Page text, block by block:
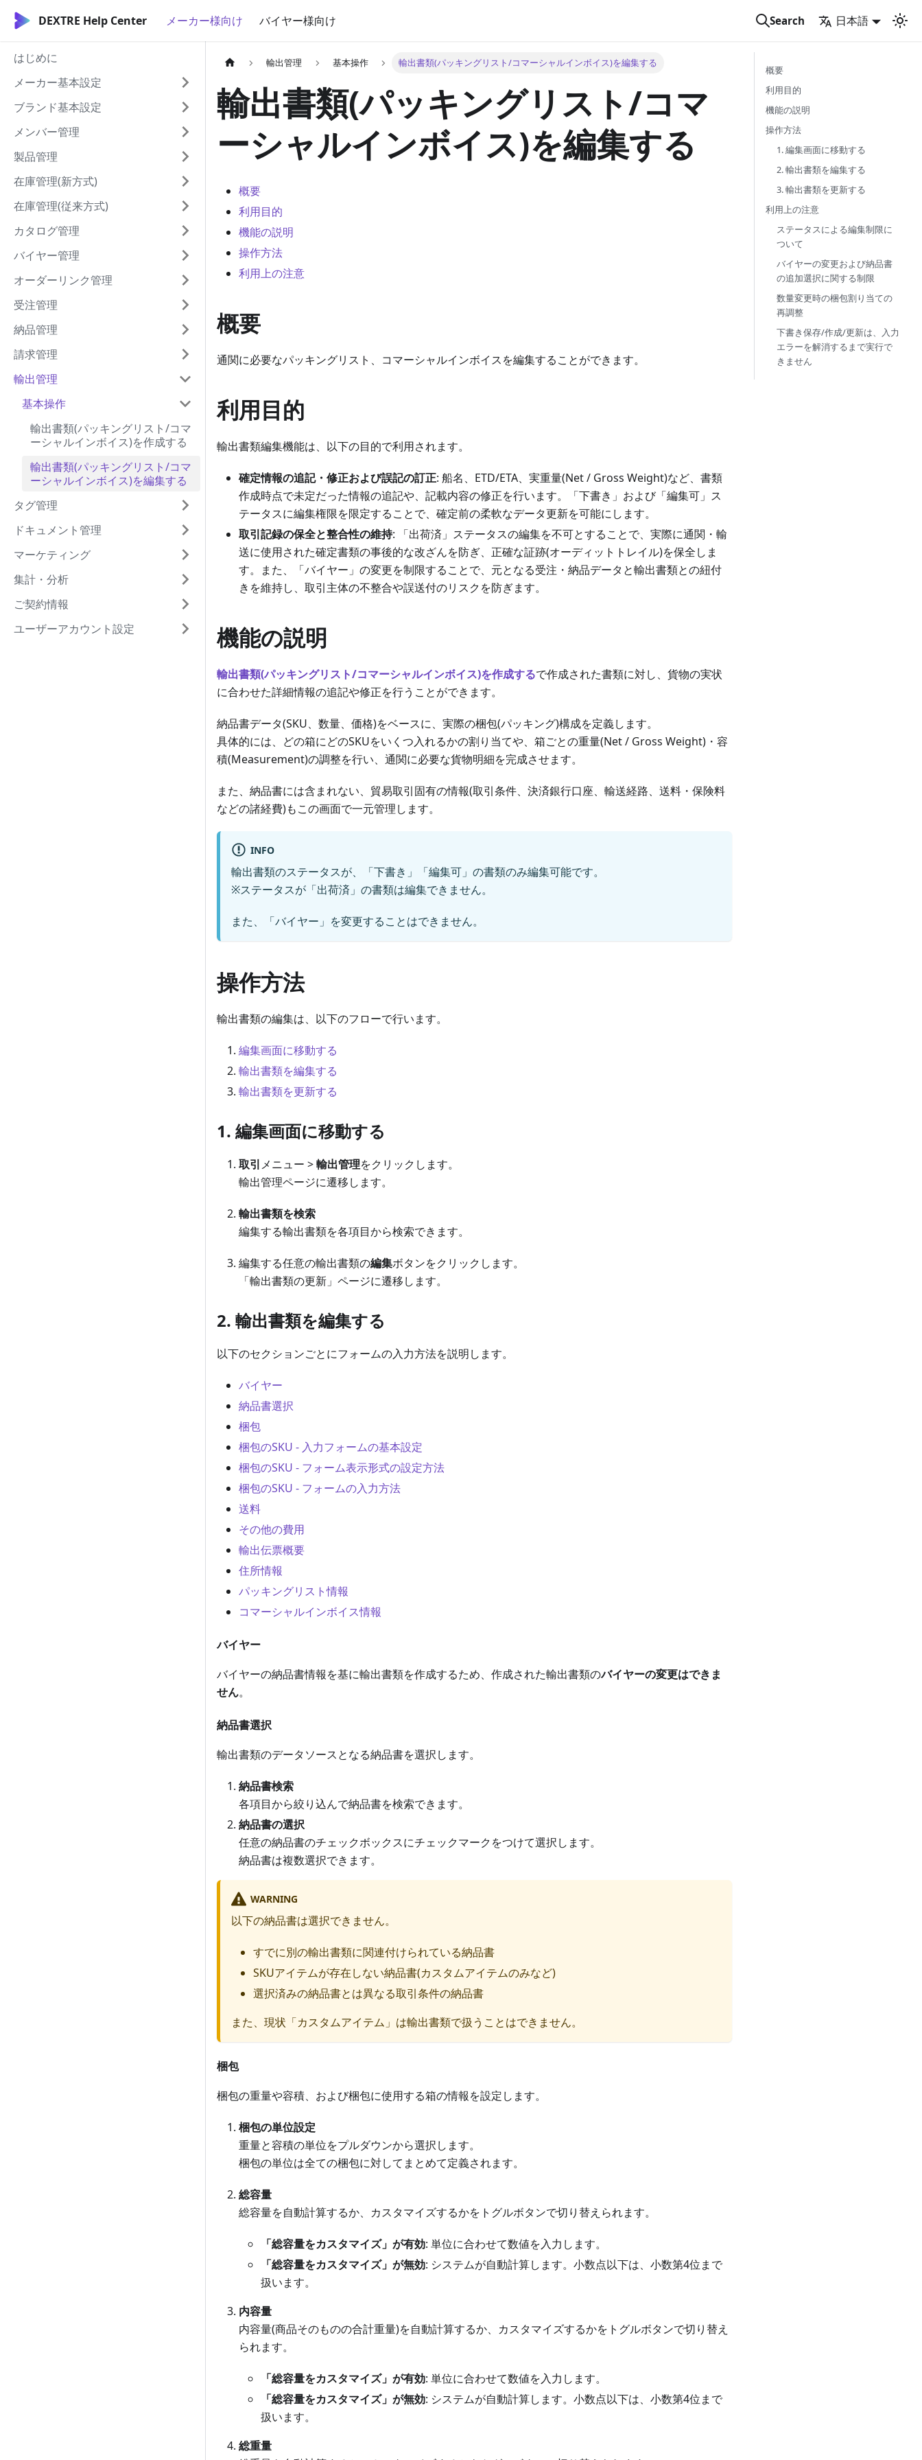
DEXTRE Help Center メーカー様向け バイヤー様向け Search 日本語
はじめに
メーカー基本設定
ブランド基本設定
メンバー管理
製品管理
在庫管理(新方式)
在庫管理(従来方式)
カタログ管理
バイヤー管理
オーダーリンク管理
受注管理
納品管理
請求管理
輸出管理
基本操作
輸出書類(パッキングリスト/コマ
ーシャルインボイス)を作成する
輸出書類(パッキングリスト/コマ
ーシャルインボイス)を編集する
タグ管理
ドキュメント管理
マーケティング
集計・分析
ご契約情報
ユーザーアカウント設定
輸出管理 基本操作 輸出書類(パッキングリスト/コマーシャルインボイス)を編集する
輸出書類(パッキングリスト/コマ
ーシャルインボイス)を編集する
概要
利用目的
機能の説明
操作方法
利用上の注意
概要
通関に必要なパッキングリスト、コマーシャルインボイスを編集することができます。
利用目的
輸出書類編集機能は、以下の目的で利用されます。
確定情報の追記・修正および誤記の訂正: 船名、ETD/ETA、実重量(Net / Gross Weight)など、書類
作成時点で未定だった情報の追記や、記載内容の修正を行います。「下書き」および「編集可」ス
テータスに編集権限を限定することで、確定前の柔軟なデータ更新を可能にします。
取引記録の保全と整合性の維持: 「出荷済」ステータスの編集を不可とすることで、実際に通関・輸
送に使用された確定書類の事後的な改ざんを防ぎ、正確な証跡(オーディットトレイル)を保全しま
す。また、「バイヤー」の変更を制限することで、元となる受注・納品データと輸出書類との紐付
きを維持し、取引主体の不整合や誤送付のリスクを防ぎます。
機能の説明
輸出書類(パッキングリスト/コマーシャルインボイス)を作成するで作成された書類に対し、貨物の実状
に合わせた詳細情報の追記や修正を行うことができます。
納品書データ(SKU、数量、価格)をベースに、実際の梱包(パッキング)構成を定義します。
具体的には、どの箱にどのSKUをいくつ入れるかの割り当てや、箱ごとの重量(Net / Gross Weight)・容
積(Measurement)の調整を行い、通関に必要な貨物明細を完成させます。
また、納品書には含まれない、貿易取引固有の情報(取引条件、決済銀行口座、輸送経路、送料・保険料
などの諸経費)もこの画面で一元管理します。
INFO
輸出書類のステータスが、「下書き」「編集可」の書類のみ編集可能です。
※ステータスが「出荷済」の書類は編集できません。
また、「バイヤー」を変更することはできません。
操作方法
輸出書類の編集は、以下のフローで行います。
編集画面に移動する
輸出書類を編集する
輸出書類を更新する
1. 編集画面に移動する
取引メニュー >輸出管理をクリックします。
輸出管理ページに遷移します。
輸出書類を検索
編集する輸出書類を各項目から検索できます。
編集する任意の輸出書類の編集ボタンをクリックします。
「輸出書類の更新」ページに遷移します。
2. 輸出書類を編集する
以下のセクションごとにフォームの入力方法を説明します。
バイヤー
納品書選択
梱包
梱包のSKU - 入力フォームの基本設定
梱包のSKU - フォーム表示形式の設定方法
梱包のSKU - フォームの入力方法
送料
その他の費用
輸出伝票概要
住所情報
パッキングリスト情報
コマーシャルインボイス情報
バイヤー
バイヤーの納品書情報を基に輸出書類を作成するため、作成された輸出書類のバイヤーの変更はできま
せん。
納品書選択
輸出書類のデータソースとなる納品書を選択します。
納品書検索
各項目から絞り込んで納品書を検索できます。
納品書の選択
任意の納品書のチェックボックスにチェックマークをつけて選択します。
納品書は複数選択できます。
WARNING
以下の納品書は選択できません。
すでに別の輸出書類に関連付けられている納品書
SKUアイテムが存在しない納品書(カスタムアイテムのみなど)
選択済みの納品書とは異なる取引条件の納品書
また、現状「カスタムアイテム」は輸出書類で扱うことはできません。
梱包
梱包の重量や容積、および梱包に使用する箱の情報を設定します。
梱包の単位設定
重量と容積の単位をプルダウンから選択します。
梱包の単位は全ての梱包に対してまとめて定義されます。
総容量
総容量を自動計算するか、カスタマイズするかをトグルボタンで切り替えられます。
「総容量をカスタマイズ」が有効: 単位に合わせて数値を入力します。
「総容量をカスタマイズ」が無効: システムが自動計算します。小数点以下は、小数第4位まで
扱います。
内容量
内容量(商品そのものの合計重量)を自動計算するか、カスタマイズするかをトグルボタンで切り替え
られます。
「総容量をカスタマイズ」が有効: 単位に合わせて数値を入力します。
「総容量をカスタマイズ」が無効: システムが自動計算します。小数点以下は、小数第4位まで
扱います。
総重量
概要
利用目的
機能の説明
操作方法
1. 編集画面に移動する
2. 輸出書類を編集する
3. 輸出書類を更新する
利用上の注意
ステータスによる編集制限に
ついて
バイヤーの変更および納品書
の追加選択に関する制限
数量変更時の梱包割り当ての
再調整
下書き保存/作成/更新は、入力
エラーを解消するまで実行で
きません